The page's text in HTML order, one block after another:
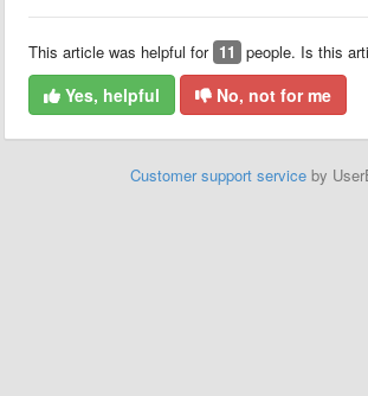
This article was helpful for 11 people. Is this
Yes, helpful No, not for me
Customer support service by